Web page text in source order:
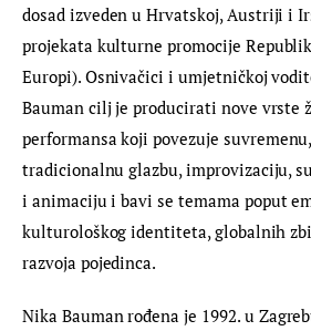
dosad izveden u Hrvatskoj, Austriji i
projekata kulturne promocije
Europi). Osnivačici i umjetničkoj
Bauman cilj je producirati nove vrste
performansa koji povezuje
tradicionalnu glazbu, improvizaciju,
i animaciju i bavi se temama poput
kulturološkog identiteta, globalnih
razvoja pojedinca.
Nika Bauman rođena je 1992. u